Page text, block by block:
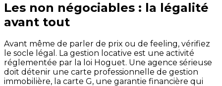
Les non négociables : la légalité
avant tout
Avant même de parler de prix ou de feeling, vérifiez
le socle légal. La gestion locative est une activité
réglementée par la loi Hoguet. Une agence sérieuse
doit détenir une carte professionnelle de gestion
immobilière, la carte G, une garantie financière qui